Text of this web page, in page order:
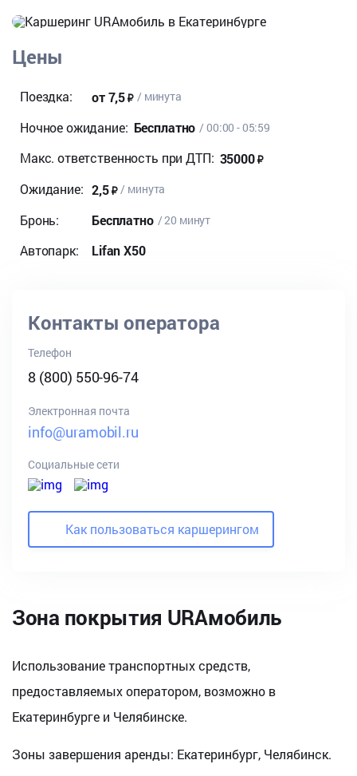
Цены
Поездка: от 7,5 / минута
Ночное ожидание: Бесплатно / 00:00 - 05:59
Макс. ответственность при ДТП: 35000
Ожидание: 2,5 / минута
Бронь: Бесплатно / 20 минут
Автопарк: Lifan X50
Контакты оператора
Телефон
8 (800) 550-96-74
Электронная почта
info@uramobil.ru
Социальные сети
Как пользоваться каршерингом
Зона покрытия URAмобиль
Использование транспортных средств,
предоставляемых оператором, возможно в
Екатеринбурге и Челябинске.
Зоны завершения аренды: Екатеринбург, Челябинск.